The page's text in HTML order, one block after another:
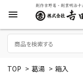
menu
TOP > 葛湯 > 箱入